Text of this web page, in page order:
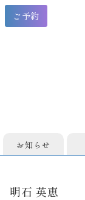
ご予約
お知らせ
明石 英恵